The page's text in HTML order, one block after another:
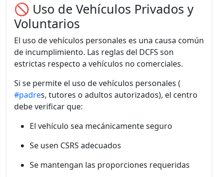
🚫 Uso de Vehículos Privados y
Voluntarios
El uso de vehículos personales es una causa común
de incumplimiento. Las reglas del DCFS son
estrictas respecto a vehículos no comerciales.
Si se permite el uso de vehículos personales (
#padres, tutores o adultos autorizados), el centro
debe verificar que:
El vehículo sea mecánicamente seguro
Se usen CSRS adecuados
Se mantengan las proporciones requeridas